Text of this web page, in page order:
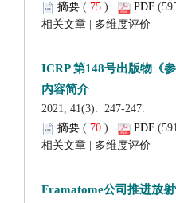
(
)
2021, 41(3): 247-247.
(
)